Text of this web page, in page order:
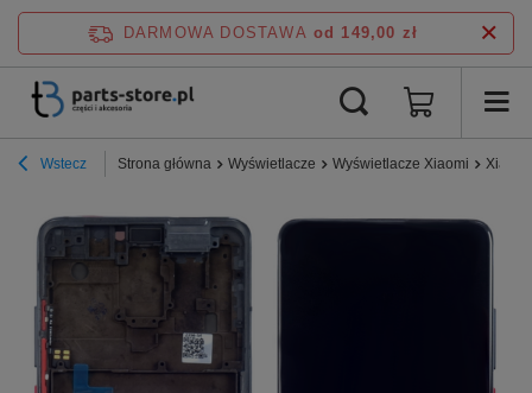
DARMOWA DOSTAWA od 149,00 zł
Wstecz Strona główna Wyświetlacze Wyświetlacze Xiaomi